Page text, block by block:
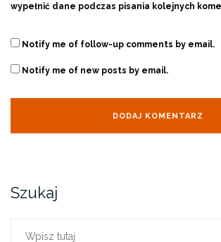
wypełnić dane podczas pisania kolejnych
Notify me of follow-up comments by email.
Notify me of new posts by email.
Szukaj
Szukaj: